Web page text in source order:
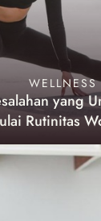
WELLNESS
yang
Rutinitas